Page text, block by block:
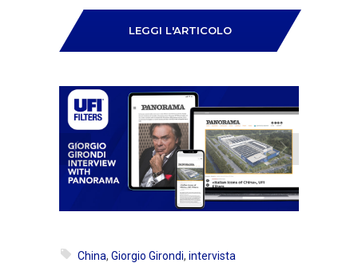
LEGGI L'ARTICOLO
China, Giorgio Girondi, intervista